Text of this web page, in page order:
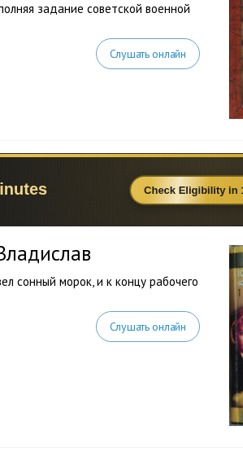
задание советской военной
Слушать онлайн
сонный морок, и к концу рабочего
Слушать онлайн